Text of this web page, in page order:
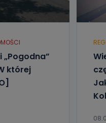
„Pogodna”
której